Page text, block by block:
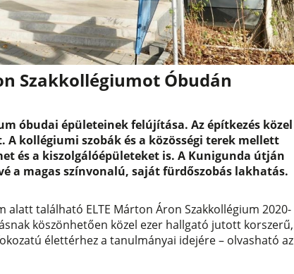
Szakkollégiumot Óbudán
óbudai épületeinek felújítása. Az építkezés közel
kollégiumi szobák és a közösségi terek mellett
és a kiszolgálóépületeket is. A Kunigunda útján
a magas színvonalú, saját fürdőszobás lakhatás.
található ELTE Márton Áron Szakkollégium 2020-
köszönhetően közel ezer hallgató jutott korszerű,
élettérhez a tanulmányai idejére – olvasható az